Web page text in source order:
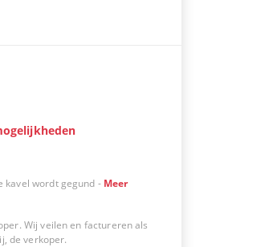
kavel wordt gegund - Meer
Wij veilen en factureren als
de verkoper.